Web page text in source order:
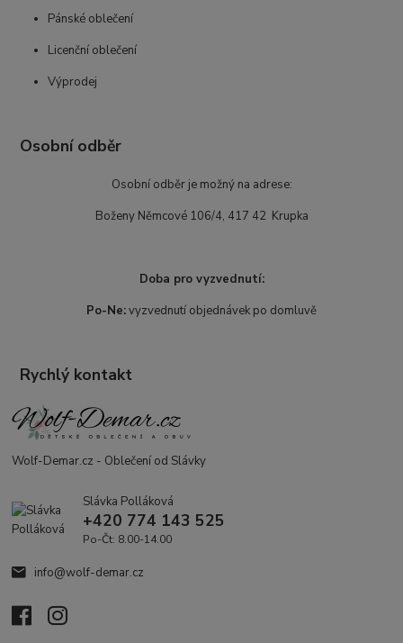
Pánské oblečení
Licenční oblečení
Výprodej
Osobní odběr
Osobní odběr je možný na adrese:
Boženy Němcové 106/4, 417 42 Krupka
Doba pro vyzvednutí:
Po-Ne:vyzvednutí objednávek po domluvě
Rychlý kontakt
Wolf-Demar.cz - Oblečení od Slávky
Slávka Polláková
+420 774 143 525
Po-Čt: 8.00-14.00
info@wolf-demar.cz